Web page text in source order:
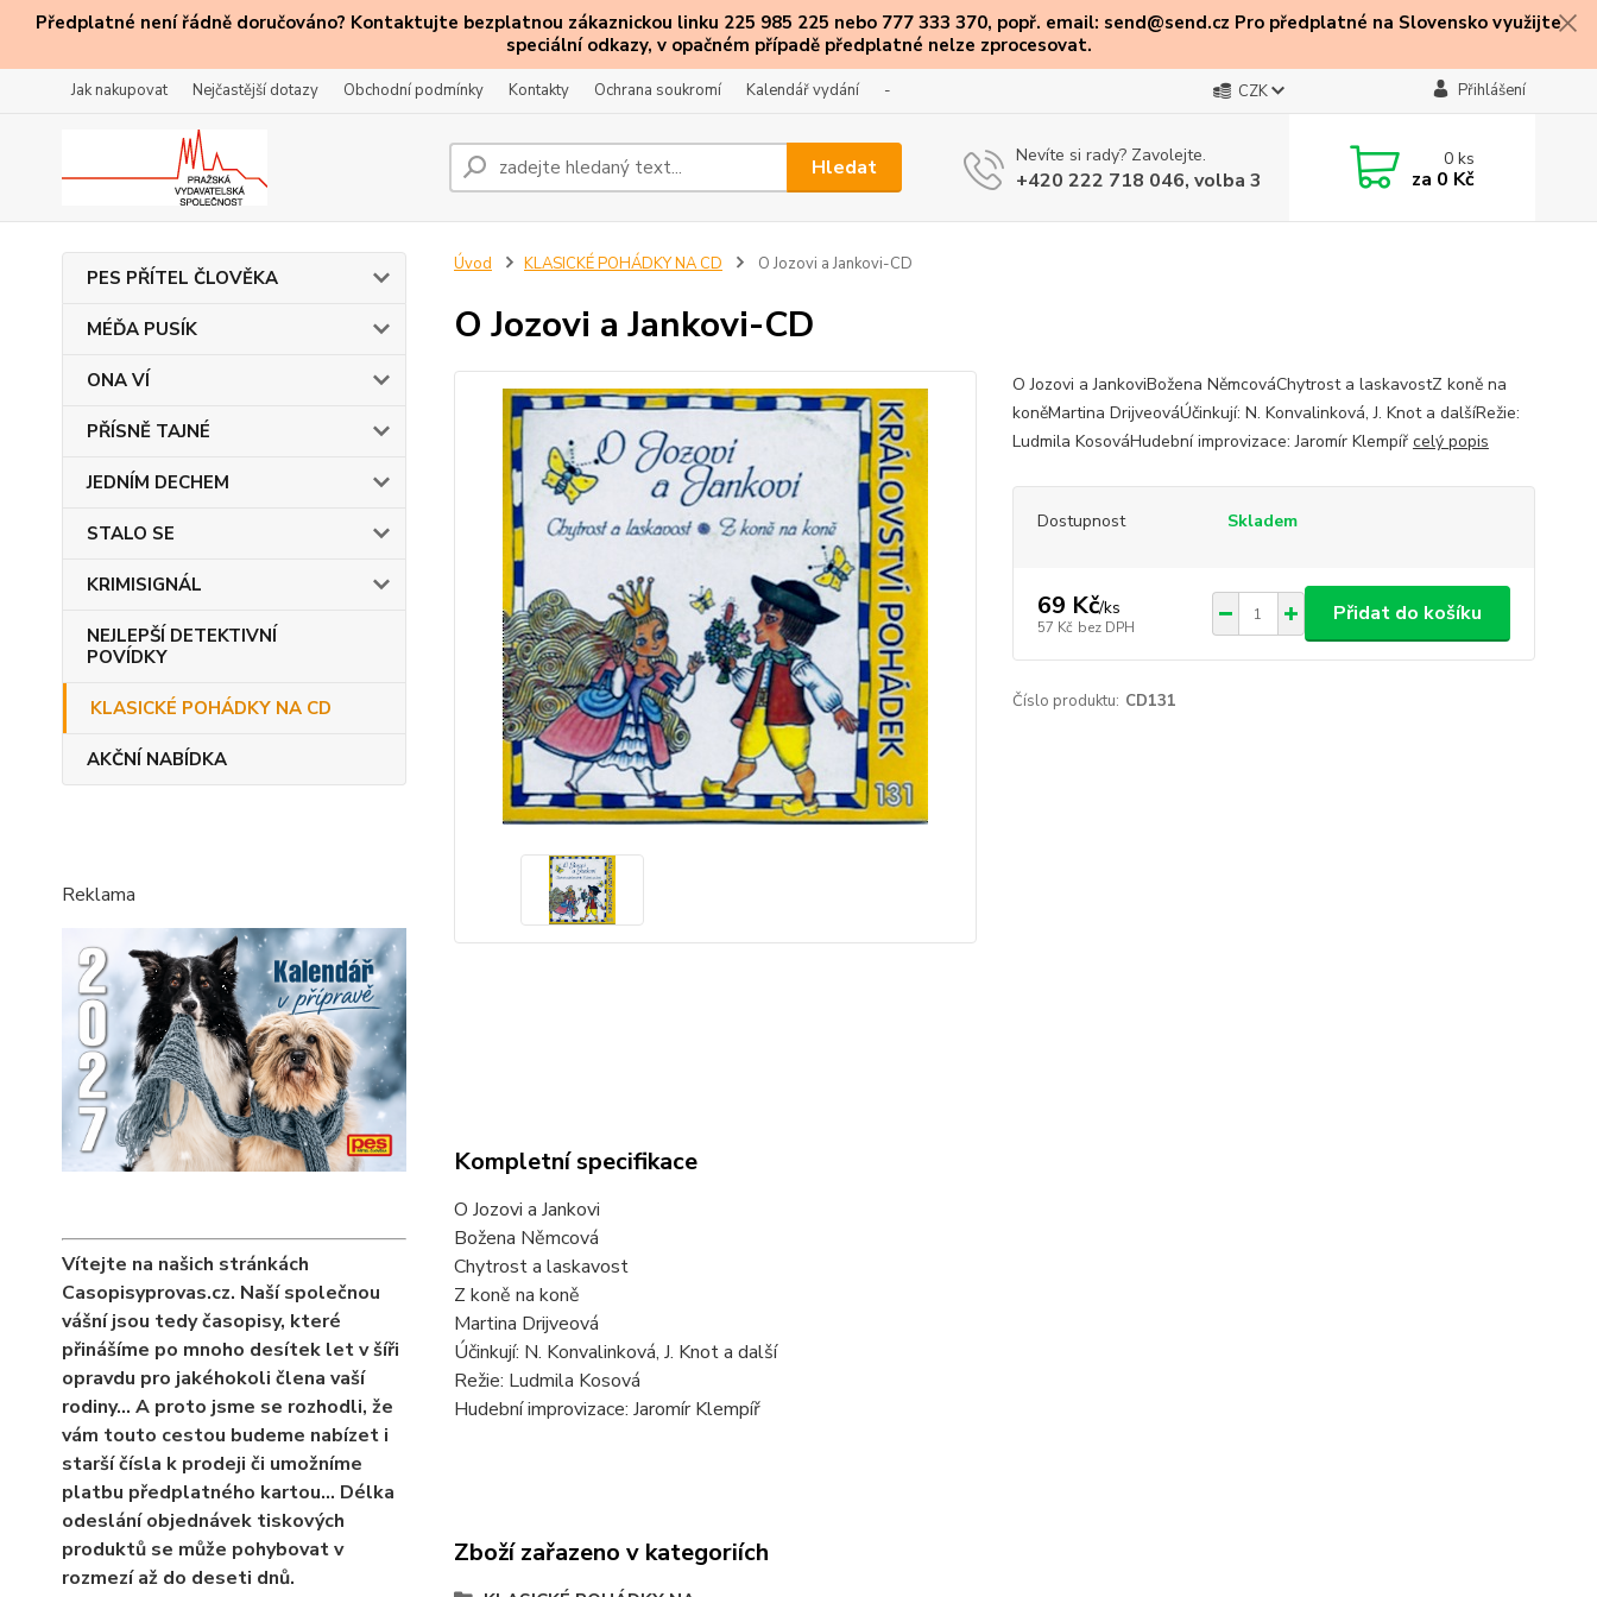
Předplatné není řádně doručováno? Kontaktujte bezplatnou zákaznickou linku 225 985 225 nebo 777 333 370, popř. email: send@send.cz Pro předplatné na Slovensko využijte
speciální odkazy, v opačném případě předplatné nelze zprocesovat.
Jak nakupovat Nejčastější dotazy Obchodní podmínky Kontakty Ochrana soukromí Kalendář vydání - CZK Přihlášení
Hledat Nevíte si rady? Zavolejte.
+420 222 718 046, volba 3
0ks
za 0 Kč
PES PŘÍTEL ČLOVĚKA
MÉĎA PUSÍK
ONA VÍ
PŘÍSNĚ TAJNÉ
JEDNÍM DECHEM
STALO SE
KRIMISIGNÁL
NEJLEPŠÍ DETEKTIVNÍ
POVÍDKY
KLASICKÉ POHÁDKY NA CD
AKČNÍ NABÍDKA
Reklama
Vítejte na našich stránkách
Casopisyprovas.cz. Naší společnou
vášní jsou tedy časopisy, které
přinášíme po mnoho desítek let v šíři
opravdu pro jakéhokoli člena vaší
rodiny… A proto jsme se rozhodli, že
vám touto cestou budeme nabízet i
starší čísla k prodeji či umožníme
platbu předplatného kartou... Délka
odeslání objednávek tiskových
produktů se může pohybovat v
rozmezí až do deseti dnů.
Úvod KLASICKÉ POHÁDKY NA CD O Jozovi a Jankovi-CD
O Jozovi a Jankovi-CD
O Jozovi a JankoviBožena NěmcováChytrost a laskavostZ koně na
koněMartina DrijveováÚčinkují: N. Konvalinková, J. Knot a dalšíRežie:
Ludmila KosováHudební improvizace: Jaromír Klempíř celý popis
Dostupnost Skladem
69 Kč/ks
57 Kč bez DPH
Přidat do košíku
Číslo produktu: CD131
Kompletní specifikace
O Jozovi a Jankovi
Božena Němcová
Chytrost a laskavost
Z koně na koně
Martina Drijveová
Účinkují: N. Konvalinková, J. Knot a další
Režie: Ludmila Kosová
Hudební improvizace: Jaromír Klempíř
Zboží zařazeno v kategoriích